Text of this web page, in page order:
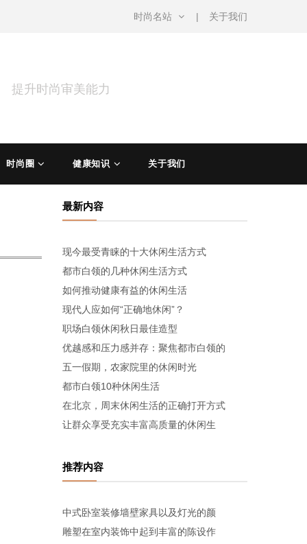
时尚名站 关于我们
提升时尚审美能力
时尚圈 健康知识 关于我们
最新内容
现今最受青睐的十大休闲生活方式
都市白领的几种休闲生活方式
如何推动健康有益的休闲生活
现代人应如何“正确地休闲”？
职场白领休闲秋日最佳造型
优越感和压力感并存：聚焦都市白领的
五一假期，农家院里的休闲时光
都市白领10种休闲生活
在北京，周末休闲生活的正确打开方式
让群众享受充实丰富高质量的休闲生
推荐内容
中式卧室装修墙壁家具以及灯光的颜
雕塑在室内装饰中起到丰富的陈设作